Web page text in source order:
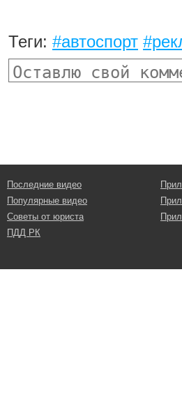
Теги: #автоспорт
Последние видео
Популярные видео
Советы от юриста
ПДД РК